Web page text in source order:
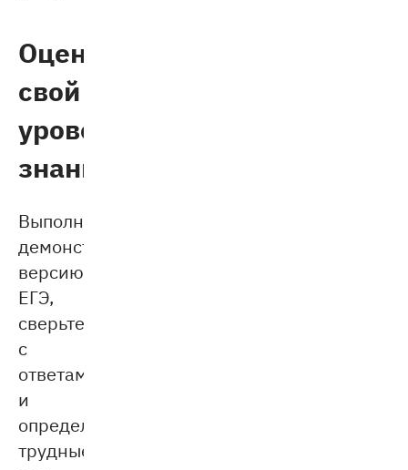
Оцените
свой
уровень
знаний
Выполните
демонстрационную
версию
ЕГЭ,
сверьтесь
с
ответами
и
определите
трудные